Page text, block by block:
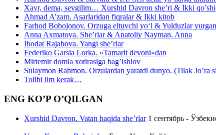
Xayr, dema, sevgilim… Xurshid Davron she’ri & Ikki
Ahmad A’zam. Asarlaridan fiqralar & Ikki kitob
Farhod Bobojonov. Orzuga eltuvchi yo‘l & Yulduzlar
Anna Axmatova. She’rlar & Anatoliy Nayman. Anna
Ibodat Rajabova. Yangi she’rlar
Federiko Garsia Lorka. «Tamarit devoni»dan
Mirtemir domla xotirasiga bag’ishlov
Sulaymon Rahmon. Orzulardan yaratdi dunyo. (Tilak Jo’ra
Tolibi ilm kerak…
ENG KO’P O’QILGAN
Xurshid Davron. Vatan haqida she’rlar1 сентябрь -